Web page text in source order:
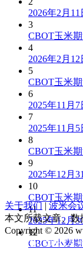
2026年2月
3
CBOT玉米
4
2026年2月
5
CBOT玉米
6
2025年11月
7
2025年11月
8
CBOT玉米
9
2025年12月
10
CBOT玉米
11
2025年12月
12
CBOT小麦
关于我们 | 波米会
本文所载文章、数
Copyright © 2026
京ICP备13008321